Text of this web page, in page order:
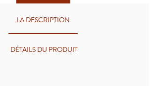
LA DESCRIPTION
DÉTAILS DU PRODUIT